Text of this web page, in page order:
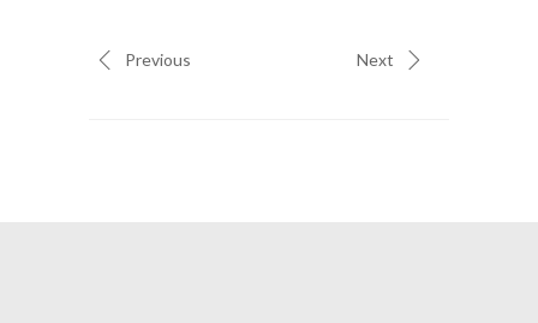
Previous Next